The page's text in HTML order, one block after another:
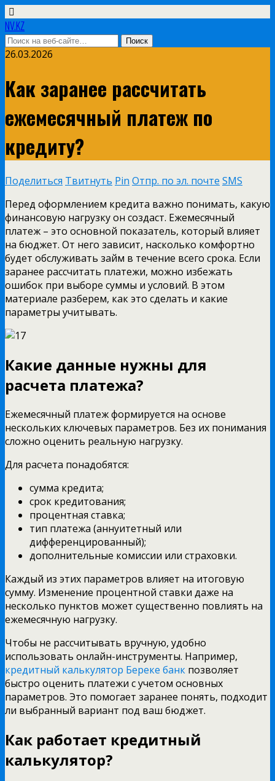
NV.KZ
26.03.2026
Как заранее рассчитать
ежемесячный платеж по
кредиту?
Поделиться Твитнуть Pin Отпр. по эл. почте SMS
Перед оформлением кредита важно понимать, какую
финансовую нагрузку он создаст. Ежемесячный
платеж – это основной показатель, который влияет
на бюджет. От него зависит, насколько комфортно
будет обслуживать займ в течение всего срока. Если
заранее рассчитать платежи, можно избежать
ошибок при выборе суммы и условий. В этом
материале разберем, как это сделать и какие
параметры учитывать.
Какие данные нужны для
расчета платежа?
Ежемесячный платеж формируется на основе
нескольких ключевых параметров. Без их понимания
сложно оценить реальную нагрузку.
Для расчета понадобятся:
сумма кредита;
срок кредитования;
процентная ставка;
тип платежа (аннуитетный или
дифференцированный);
дополнительные комиссии или страховки.
Каждый из этих параметров влияет на итоговую
сумму. Изменение процентной ставки даже на
несколько пунктов может существенно повлиять на
ежемесячную нагрузку.
Чтобы не рассчитывать вручную, удобно
использовать онлайн-инструменты. Например,
кредитный калькулятор Береке банк позволяет
быстро оценить платежи с учетом основных
параметров. Это помогает заранее понять, подходит
ли выбранный вариант под ваш бюджет.
Как работает кредитный
калькулятор?